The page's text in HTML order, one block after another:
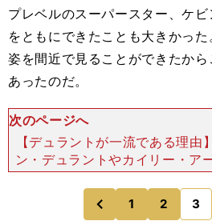
プレベルのスーパースター、ケ
をともにできたことも大きかっ
姿を間近で見ることができたか
あったのだ。
次のページへ
【デュラントが一流である理
ン・デュラントやカイリー・ア
一流選手と練習をともにし、毎
ことでわかった一流ならではの
と聞いてみたら、
前
のページへ
1 2 3
のページへ